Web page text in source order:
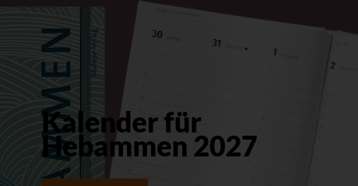
Kalender für
Hebammen 2027